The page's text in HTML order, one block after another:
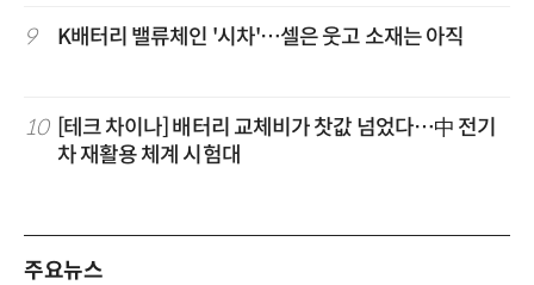
9 K배터리 밸류체인 '시차'…셀은 웃고 소재는 아직
10
[테크 차이나] 배터리 교체비가 찻값 넘었다…中 전기
차 재활용 체계 시험대
주요뉴스